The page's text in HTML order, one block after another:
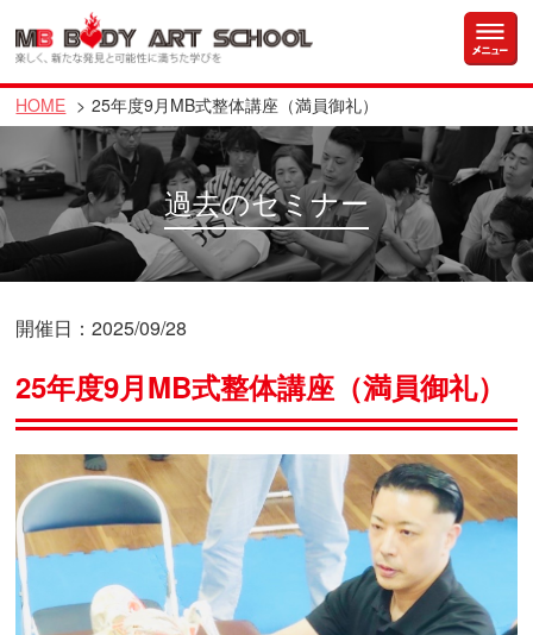
HOME 25年度9月MB式整体講座（満員御礼）
過去のセミナー
開催日：2025/09/28
25年度9月MB式整体講座（満員御礼）